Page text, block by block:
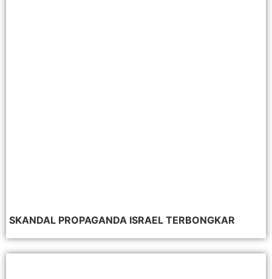
SKANDAL PROPAGANDA ISRAEL TERBONGKAR